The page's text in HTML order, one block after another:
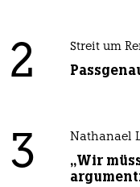
2 Streit um
3 Nathanael
„Wir